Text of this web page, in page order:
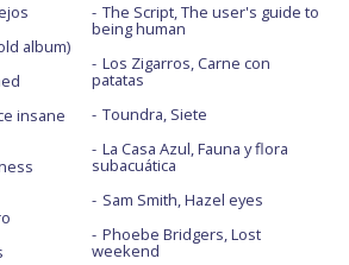
album)
insane
The Script, The user's guide to
being human
Los Zigarros, Carne con
patatas
Toundra, Siete
La Casa Azul, Fauna y flora
subacuática
Sam Smith, Hazel eyes
Phoebe Bridgers, Lost
weekend